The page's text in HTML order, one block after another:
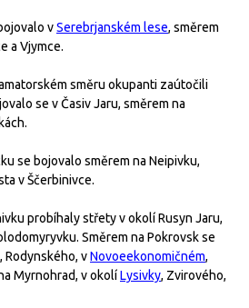
vSerebrjanském lese, směrem
a Vjymce.
směru okupanti zaútočili
se v Časiv Jaru, směrem na
se bojovalo směrem na Neipivku,
v Ščerbinivce.
probíhaly střety v okolí Rusyn Jaru,
Směrem na Pokrovsk se
Rodynského, vNovoeekonomičném,
Myrnohrad, v okolíLysivky, Zvirového,